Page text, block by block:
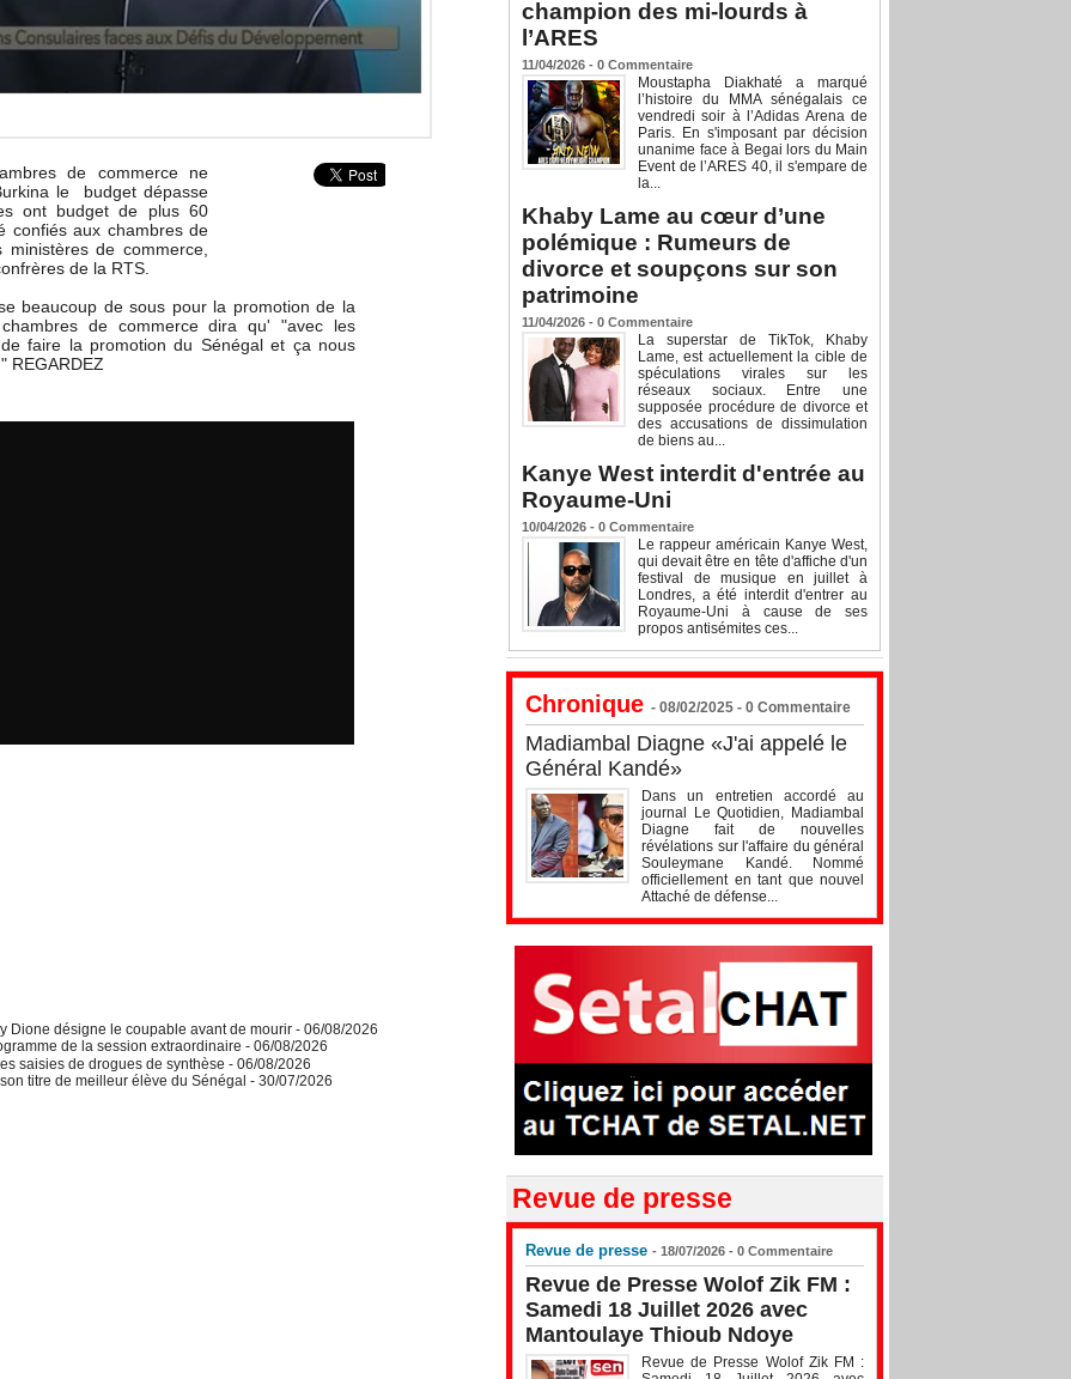
de commerce ne
le budget dépasse
ont budget de plus 60
confiés aux chambres de
de commerce,
de la RTS.
beaucoup de sous pour la promotion de la
de commerce dira qu' "avec les
faire la promotion du Sénégal et ça nous
REGARDEZ
Dione désigne le coupable avant de mourir - 06/08/2026
de la session extraordinaire - 06/08/2026
saisies de drogues de synthèse - 06/08/2026
titre de meilleur élève du Sénégal - 30/07/2026
champion des mi-lourds à
l’ARES
11/04/2026 - 0 Commentaire
Moustapha Diakhaté a marqué
l’histoire du MMA sénégalais ce
vendredi soir à l’Adidas Arena de
Paris. En s'imposant par décision
unanime face à Begai lors du Main
Event de l’ARES 40, il s'empare de
la...
Khaby Lame au cœur d’une
polémique : Rumeurs de
divorce et soupçons sur son
patrimoine
11/04/2026 - 0 Commentaire
La superstar de TikTok, Khaby
Lame, est actuellement la cible de
spéculations virales sur les
réseaux sociaux. Entre une
supposée procédure de divorce et
des accusations de dissimulation
de biens au...
Kanye West interdit d'entrée au
Royaume-Uni
10/04/2026 - 0 Commentaire
Le rappeur américain Kanye West,
qui devait être en tête d'affiche d'un
festival de musique en juillet à
Londres, a été interdit d'entrer au
Royaume-Uni à cause de ses
propos antisémites ces...
Chronique - 08/02/2025 - 0 Commentaire
Madiambal Diagne «J'ai appelé le
Général Kandé»
Dans un entretien accordé au
journal Le Quotidien, Madiambal
Diagne fait de nouvelles
révélations sur l'affaire du général
Souleymane Kandé. Nommé
officiellement en tant que nouvel
Attaché de défense...
Revue de presse
Revue de presse - 18/07/2026 - 0 Commentaire
Revue de Presse Wolof Zik FM :
Samedi 18 Juillet 2026 avec
Mantoulaye Thioub Ndoye
Revue de Presse Wolof Zik FM :